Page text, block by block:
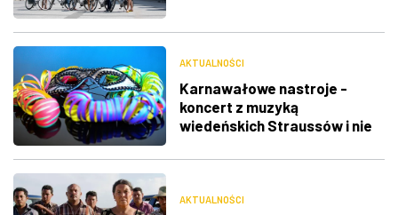
AKTUALNOŚCI
Karnawałowe nastroje -
koncert z muzyką
wiedeńskich Straussów i nie
AKTUALNOŚCI